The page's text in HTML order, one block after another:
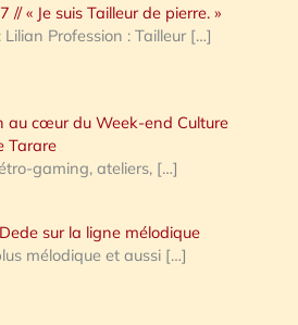
// « Je suis Tailleur de pierre. »
Lilian Profession : Tailleur […]
au cœur du Week-end Culture
Tarare
gaming, ateliers, […]
sur la ligne mélodique
mélodique et aussi […]